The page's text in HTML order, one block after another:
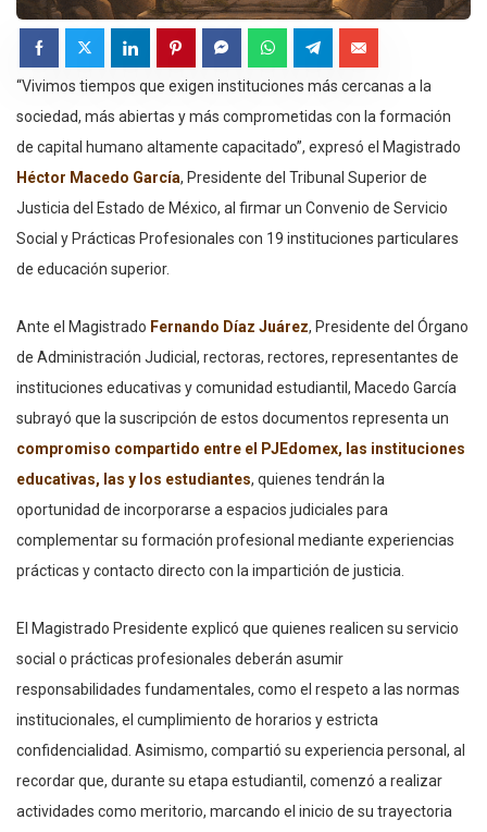
“Vivimos tiempos que exigen instituciones más cercanas a la
sociedad, más abiertas y más comprometidas con la formación
de capital humano altamente capacitado”, expresó el Magistrado
Héctor Macedo García, Presidente del Tribunal Superior de
Justicia del Estado de México, al firmar un Convenio de Servicio
Social y Prácticas Profesionales con 19 instituciones particulares
de educación superior.
Ante el Magistrado Fernando Díaz Juárez, Presidente del Órgano
de Administración Judicial, rectoras, rectores, representantes de
instituciones educativas y comunidad estudiantil, Macedo García
subrayó que la suscripción de estos documentos representa un
compromiso compartido entre el PJEdomex, las instituciones
educativas, las y los estudiantes, quienes tendrán la
oportunidad de incorporarse a espacios judiciales para
complementar su formación profesional mediante experiencias
prácticas y contacto directo con la impartición de justicia.
El Magistrado Presidente explicó que quienes realicen su servicio
social o prácticas profesionales deberán asumir
responsabilidades fundamentales, como el respeto a las normas
institucionales, el cumplimiento de horarios y estricta
confidencialidad. Asimismo, compartió su experiencia personal, al
recordar que, durante su etapa estudiantil, comenzó a realizar
actividades como meritorio, marcando el inicio de su trayectoria